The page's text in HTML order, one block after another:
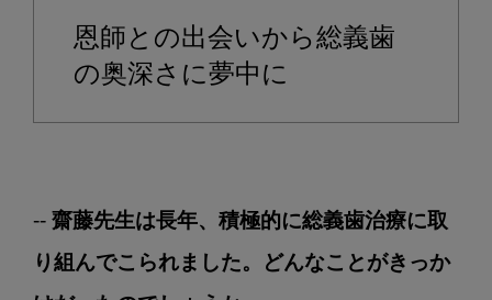
恩師との出会いから総義歯
の奥深さに夢中に
-- 齋藤先生は長年、積極的に総義歯治療に取
り組んでこられました。どんなことがきっか